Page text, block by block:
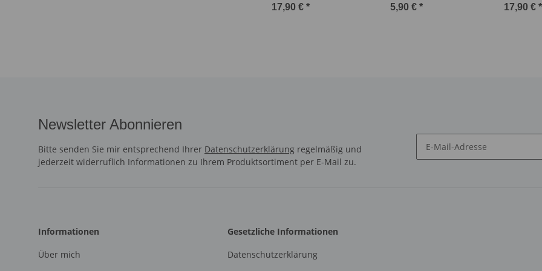
Pedaltrain)
17,90 € *
Winkelstecker, 30 cm
5,90 € *
seitlich)
17,90 € *
Newsletter Abonnieren
Bitte senden Sie mir entsprechend Ihrer Datenschutzerklärung regelmäßig und
jederzeit widerruflich Informationen zu Ihrem Produktsortiment per E-Mail zu.
Informationen
Über mich
Gesetzliche Informationen
Datenschutzerklärung